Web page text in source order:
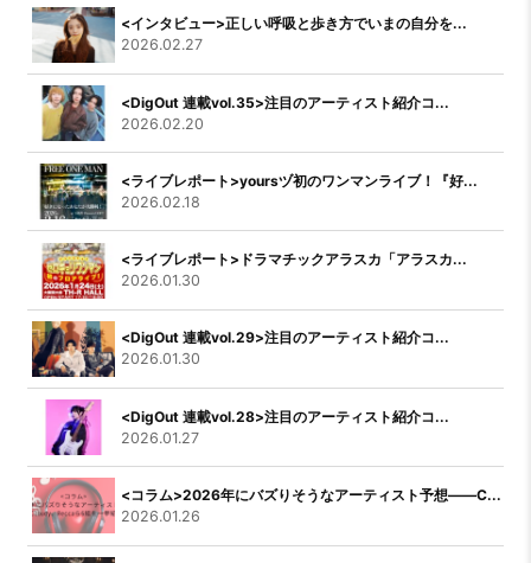
<インタビュー>正しい呼吸と歩き方でいまの自分を...
2026.02.27
<DigOut 連載vol.35>注目のアーティスト紹介コ...
2026.02.20
<ライブレポート>yoursヅ初のワンマンライブ！『好...
2026.02.18
<ライブレポート>ドラマチックアラスカ「アラスカ...
2026.01.30
<DigOut 連載vol.29>注目のアーティスト紹介コ...
2026.01.30
<DigOut 連載vol.28>注目のアーティスト紹介コ...
2026.01.27
<コラム>2026年にバズりそうなアーティスト予想――C...
2026.01.26